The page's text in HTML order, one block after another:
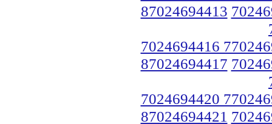
87024694413
7024694416
87024694417
7024694420
87024694421